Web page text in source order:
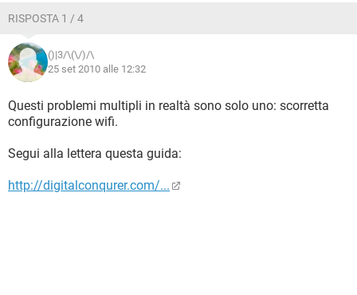
RISPOSTA 1 / 4
()|3/\(\/)/\
25 set 2010 alle 12:32
Questi problemi multipli in realtà sono solo uno: scorretta
configurazione wifi.
Segui alla lettera questa guida:
http://digitalconqurer.com/...